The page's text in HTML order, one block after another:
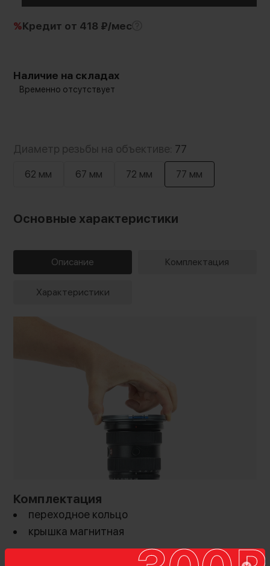
%Кредит от 418 ₽/мес
Наличие на складах
Временно отсутствует
Диаметр резьбы на объективе: 77
62 мм 67 мм 72 мм 77 мм
Основные характеристики
Описание Комплектация
Характеристики
Комплектация
переходное кольцо
крышка магнитная